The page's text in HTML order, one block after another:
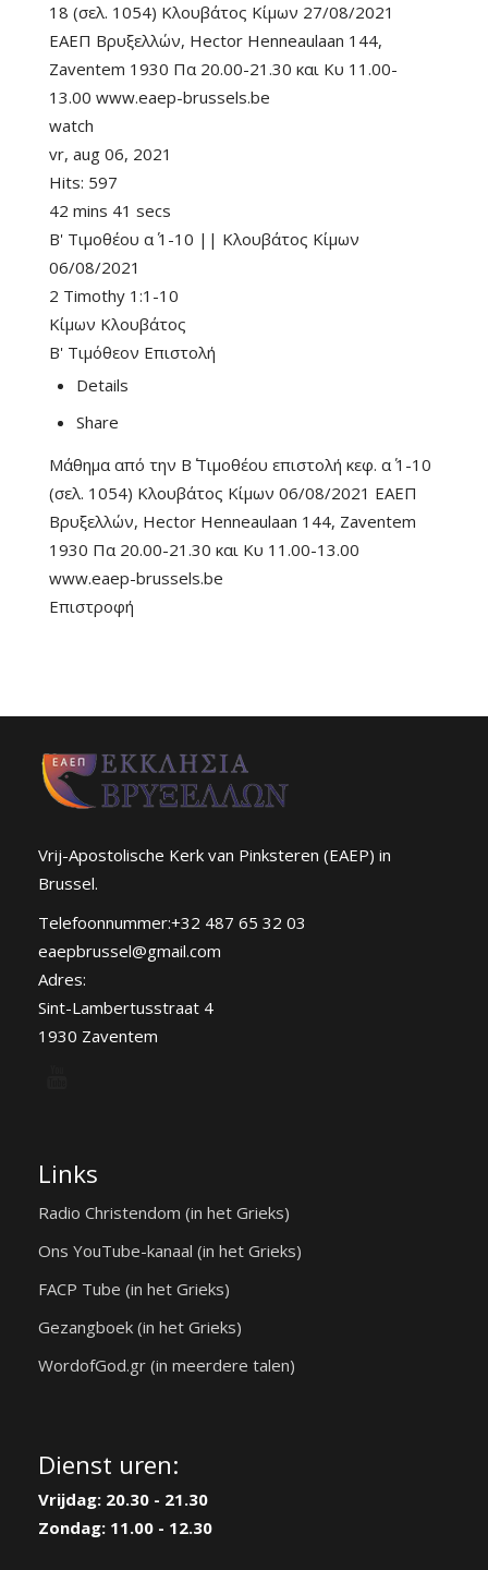
18 (σελ. 1054) Κλουβάτος Κίμων 27/08/2021
ΕΑΕΠ Βρυξελλών, Hector Henneaulaan 144,
Zaventem 1930 Πα 20.00-21.30 και Κυ 11.00-
13.00 www.eaep-brussels.be
watch
vr, aug 06, 2021
Hits: 597
42 mins 41 secs
B' Τιμοθέου α΄ 1-10 || Κλουβάτος Κίμων
06/08/2021
2 Timothy 1:1-10
Κίμων Κλουβάτος
Β' Τιμόθεον Επιστολή
Details
Share
Μάθημα από την Β΄ Τιμοθέου επιστολή κεφ. α΄ 1-10
(σελ. 1054) Κλουβάτος Κίμων 06/08/2021 ΕΑΕΠ
Βρυξελλών, Hector Henneaulaan 144, Zaventem
1930 Πα 20.00-21.30 και Κυ 11.00-13.00
www.eaep-brussels.be
Επιστροφή
Vrij-Apostolische Kerk van Pinksteren (EAEP) in
Brussel.
Telefoonnummer:+32 487 65 32 03
eaepbrussel@gmail.com
Adres:
Sint-Lambertusstraat 4
1930 Zaventem
Links
Radio Christendom (in het Grieks)
Ons YouTube-kanaal (in het Grieks)
FACP Tube (in het Grieks)
Gezangboek (in het Grieks)
WordofGod.gr (in meerdere talen)
Dienst uren:
Vrijdag: 20.30 - 21.30
Zondag: 11.00 - 12.30